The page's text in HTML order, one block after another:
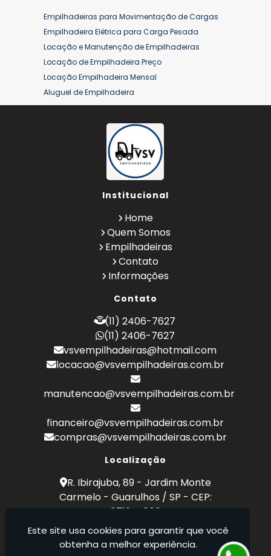
Empilhadeiras para Movimentação de Cargas
Empilhadeira Elétrica para Carga Pesada
Locação e Manutenção de Empilhadeiras
Locação de Empilhadeira Preço
Locação Empilhadeira Mensal
Aluguel de Empilhadeira
Aluguel de Empilhadeira a Combustão
Aluguel de Empilhadeira Diária Valor
Aluguel de Empilhadeira Elétrica
Aluguel de Empilhadeira Elétrica Preço
Aluguel de Empilhadeira Mensal
Aluguel de Empilhadeira Preço
Aluguel de Empilhadeira Valor
Aluguel de Empilhadeiras Eletricas
Conserto de Empilhadeira
Contrato de Locação de Empilhadeira
Empilhadeira a Combustão
Empilhadeira a Combustão Hyster
Empilhadeira Hyster
Empilhadeira Hyster Preço
Empilhadeira Locação
Empilhadeira Toyota
Empresa de Empilhadeira
Empresa de Locação de Empilhadeira
Empresa de Manutenção de Empilhadeira
Empresas de Manutenção de Empilhadeiras
Locação de Empilhadeira
Locação de Empilhadeiras Eletricas
Locação Empilhadeira Hyster
Locação Empilhadeira para Hipermercados
Manutenção de Empilhadeiras
Manutenção em Empilhadeiras
Peças de Empilhadeiras
Peças para Empilhadeiras
Institucional
Home
Quem Somos
Empilhadeiras
Contato
Informações
Contato
(11) 2406-7627
(11) 2406-7627
vsvempilhadeiras@hotmail.com
locacao@vsvempilhadeiras.com.br
manutencao@vsvempilhadeiras.com.br
financeiro@vsvempilhadeiras.com.br
compras@vsvempilhadeiras.com.br
Localização
R. Ibirajuba, 89 - Jardim Monte
Carmelo - Guarulhos / SP - CEP:
07194-000
VSV Empilhadeiras - Venda, locação e
manutenção de empilhadeiras
Este site usa cookies para garantir que você
obtenha a melhor experiência.